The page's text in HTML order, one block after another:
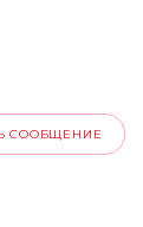
СООБЩЕНИЕ